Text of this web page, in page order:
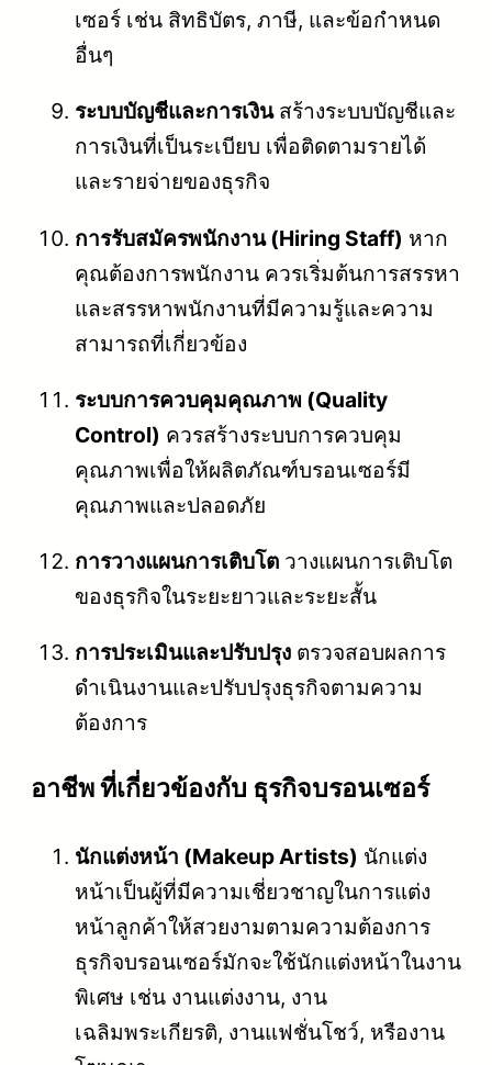
เซอร์ เช่น สิทธิบัตร, ภาษี, และข้อกำหนด
อื่นๆ
ระบบบัญชีและการเงินสร้างระบบบัญชีและ
การเงินที่เป็นระเบียบ เพื่อติดตามรายได้
และรายจ่ายของธุรกิจ
การรับสมัครพนักงาน (Hiring Staff) หาก
คุณต้องการพนักงาน ควรเริ่มต้นการสรรหา
และสรรหาพนักงานที่มีความรู้และความ
สามารถที่เกี่ยวข้อง
ระบบการควบคุมคุณภาพ (Quality
Control) ควรสร้างระบบการควบคุม
คุณภาพเพื่อให้ผลิตภัณฑ์บรอนเซอร์มี
คุณภาพและปลอดภัย
การวางแผนการเติบโต วางแผนการเติบโต
ของธุรกิจในระยะยาวและระยะสั้น
การประเมินและปรับปรุง ตรวจสอบผลการ
ดำเนินงานและปรับปรุงธุรกิจตามความ
ต้องการ
อาชีพ ที่เกี่ยวข้องกับ ธุรกิจบรอนเซอร์
นักแต่งหน้า (Makeup Artists) นักแต่ง
หน้าเป็นผู้ที่มีความเชี่ยวชาญในการแต่ง
หน้าลูกค้าให้สวยงามตามความต้องการ
ธุรกิจบรอนเซอร์มักจะใช้นักแต่งหน้าในงาน
พิเศษ เช่น งานแต่งงาน, งาน
เฉลิมพระเกียรติ, งานแฟชั่นโชว์, หรืองาน